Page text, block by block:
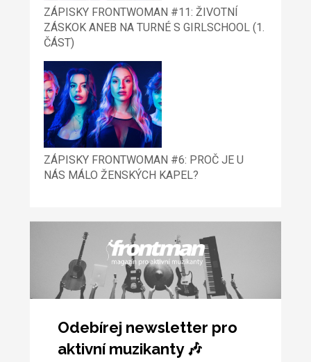
ZÁPISKY FRONTWOMAN #11: ŽIVOTNÍ
ZÁSKOK ANEB NA TURNÉ S GIRLSCHOOL (1.
ČÁST)
ZÁPISKY FRONTWOMAN #6: PROČ JE U
NÁS MÁLO ŽENSKÝCH KAPEL?
Odebírej newsletter pro
aktivní muzikanty 🎶